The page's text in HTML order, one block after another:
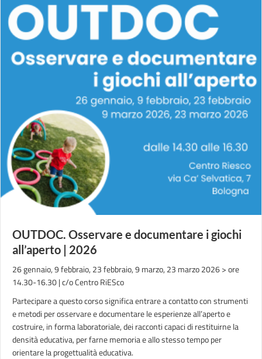
OUTDOC. Osservare e documentare i giochi
all’aperto | 2026
26 gennaio, 9 febbraio, 23 febbraio, 9 marzo, 23 marzo 2026 > ore
14.30-16.30 | c/o Centro RiESco
Partecipare a questo corso significa entrare a contatto con strumenti
e metodi per osservare e documentare le esperienze all’aperto e
costruire, in forma laboratoriale, dei racconti capaci di restituirne la
densità educativa, per farne memoria e allo stesso tempo per
orientare la progettualità educativa.